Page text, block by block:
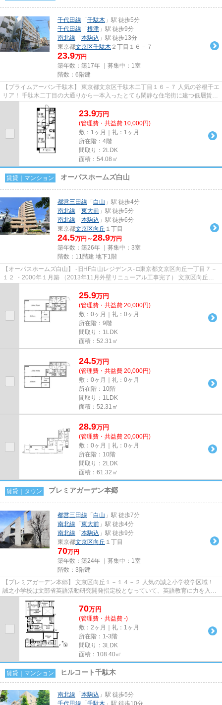
千代田線 「 千駄木 」駅 徒歩5分
千代田線 「 根津 」駅 徒歩9分
南北線 「 本駒込 」駅 徒歩13分
東京都文京区千駄木 ２丁目１６－７
23.9万円
築年数：築17年 ｜募集中： 1室
階数：6階建
【プライムアーバン千駄木】 東京都文京区千駄木二丁目１６－７ 人気の谷根千エ
リア！ 千駄木二丁目の大通りから一本入ったとても閑静な住宅街に建つ低層賃貸
マンションです！ 1階には...
23.9万円
(管理費・共益費 10,000円)
敷：1ヶ月｜礼：1ヶ月
所在階：4階
間取り：2LDK
面積：54.08㎡
賃貸｜マンション オーパスホームズ白山
都営三田線 「 白山 」駅 徒歩4分
南北線 「 東大前 」駅 徒歩5分
南北線 「 本駒込 」駅 徒歩6分
東京都文京区向丘 １丁目
24.5万円～28.9万円
築年数：築26年 ｜募集中： 3室
階数：11階建 地下1階
【オーパスホームズ白山】 -旧HF白山レジデンス- □東京都文京区向丘一丁目７－
１２ ・2000年１月築 （2013年11月外壁リニューアル工事完了） 文京区向丘の
25.9万円
(管理費・共益費 20,000円)
敷：0ヶ月｜礼：0ヶ月
所在階：9階
間取り：1LDK
面積：52.31㎡
24.5万円
(管理費・共益費 20,000円)
敷：0ヶ月｜礼：0ヶ月
所在階：10階
間取り：1LDK
面積：52.31㎡
28.9万円
(管理費・共益費 20,000円)
敷：0ヶ月｜礼：0ヶ月
所在階：10階
間取り：2LDK
面積：61.32㎡
賃貸｜タウン プレミアガーデン本郷
都営三田線 「 白山 」駅 徒歩7分
南北線 「 東大前 」駅 徒歩4分
南北線 「 本駒込 」駅 徒歩9分
東京都文京区向丘 １丁目
70万円
築年数：築24年 ｜募集中： 1室
階数：3階建
【プレミアガーデン本郷】 文京区向丘１－１４－２ 人気の誠之小学校学区域！
誠之小学校は文部省英語活動研究開発指定校となっていて、英語教育に力を入れ
ています。 通りから一本入...
70万円
(管理費・共益費 -)
敷：2ヶ月｜礼：1ヶ月
所在階：1-3階
間取り：3LDK
面積：108.40㎡
賃貸｜マンション ヒルコート千駄木
南北線 「 本駒込 」駅 徒歩5分
千代田線 「 千駄木 」駅 徒歩10分